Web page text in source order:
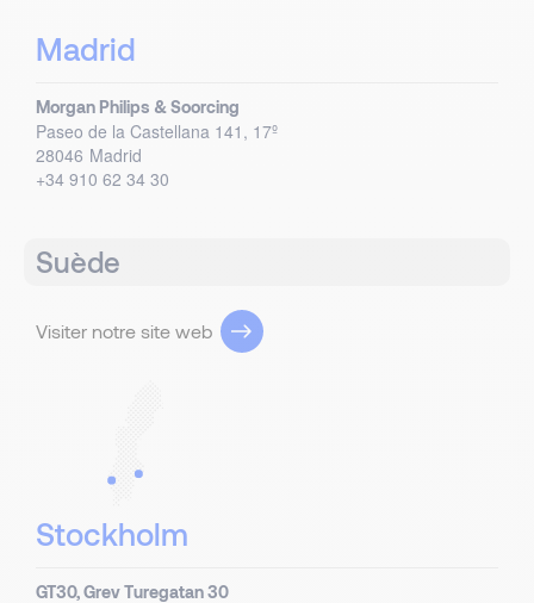
Madrid
Morgan Philips & Soorcing
Paseo de la Castellana 141, 17º
28046 Madrid
+34 910 62 34 30
Suède
Visiter notre site web
Stockholm
GT30, Grev Turegatan 30